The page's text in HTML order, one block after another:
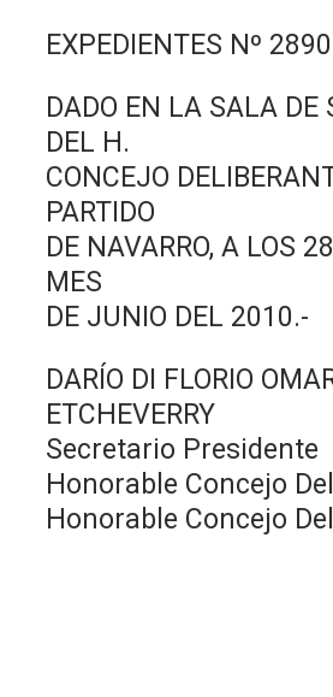
EXPEDIENTES Nº
DADO EN LA SALA DE
DEL H.
CONCEJO
PARTIDO
DE NAVARRO, A LOS
MES
DE JUNIO DEL 2010.-
DARÍO DI FLORIO
ETCHEVERRY
Secretario Presidente
Honorable Concejo
Honorable Concejo